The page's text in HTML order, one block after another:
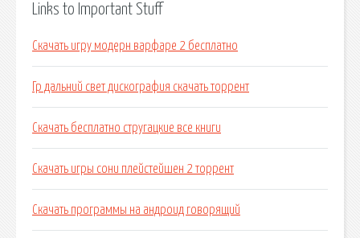
Links to Important Stuff
Скачать игру модерн варфаре 2 бесплатно
Гр дальний свет дискография скачать торрент
Скачать бесплатно стругацкие все книги
Скачать игры сони плейстейшен 2 торрент
Скачать программы на андроид говорящий